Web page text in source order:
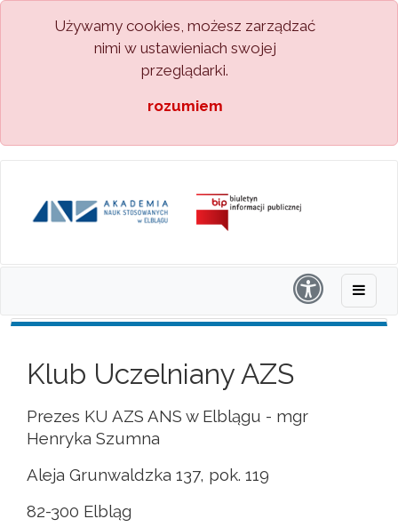
Używamy cookies, możesz zarządzać
nimi w ustawieniach swojej
przeglądarki.
rozumiem
Klub Uczelniany AZS
Prezes KU AZS ANS w Elblągu - mgr
Henryka Szumna
Aleja Grunwaldzka 137, pok. 119
82-300 Elbląg